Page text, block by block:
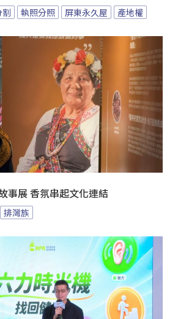
執照分照 屏東永久屋 產地權
事展 香氛串起文化連結
排灣族